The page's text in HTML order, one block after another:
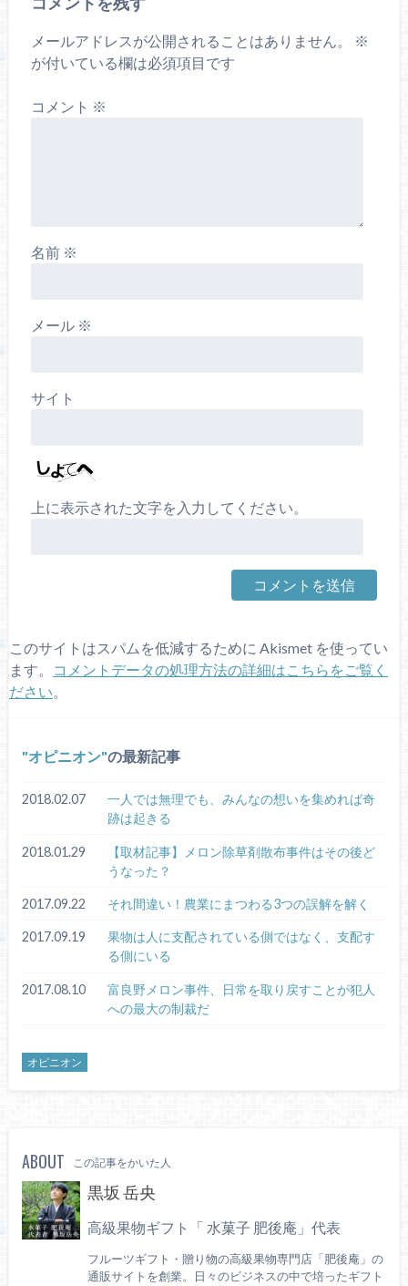
メールアドレスが公開されることはありません。
※
が付いている欄は必須項目です
コメント ※
名前 ※
メール ※
サイト
上に表示された文字を入力してください。
このサイトはスパムを低減するために Akismet を使ってい
ます。
コメントデータの処理方法の詳細はこちらをご覧く
ださい
オピニオン の最新記事
2018.02.07
一人では無理でも、みんなの想いを集めれば奇
跡は起きる
2018.01.29
【取材記事】メロン除草剤散布事件はその後ど
うなった？
2017.09.22 それ間違い！農業にまつわる3つの誤解を解く
2017.09.19
果物は人に支配されている側ではなく、支配す
る側にいる
2017.08.10
富良野メロン事件、日常を取り戻すことが犯人
への最大の制裁だ
オピニオン
ABOUT この記事をかいた人
黒坂 岳央
高級果物ギフト「 水菓子 肥後庵」代表
フルーツギフト・贈り物の高級果物専門店「肥後庵」の
通販サイトを創業。日々のビジネスの中で培ったギフト